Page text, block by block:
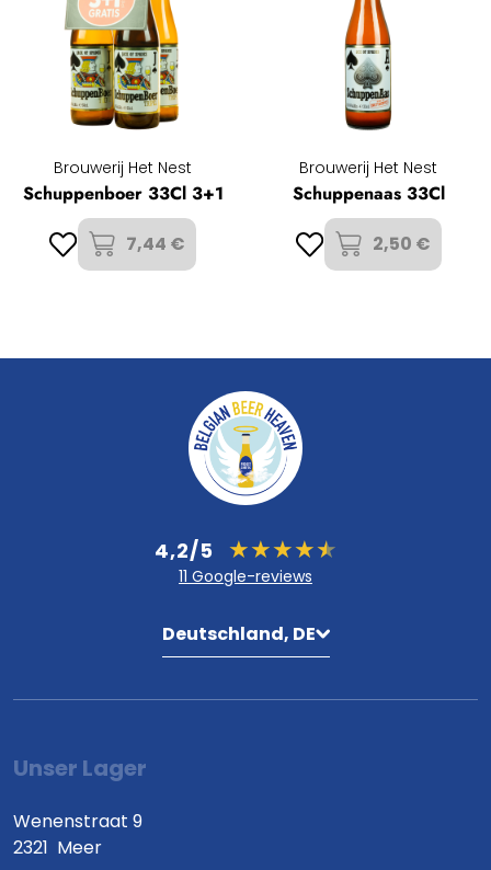
Brouwerij Het Nest
Schuppenboer 33Cl 3+1
7,44 €
Brouwerij Het Nest
Schuppenaas 33Cl
2,50 €
4,2/5
11 Google-reviews
Deutschland, DE
Unser Lager
Wenenstraat 9
2321 Meer